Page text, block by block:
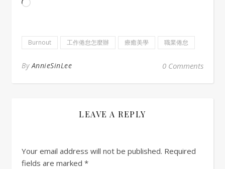
Loading…
Burnout 工作倦怠怎麼辦 療癒美學 職業倦怠
ByAnnieSinLee 0 Comments
LEAVE A REPLY
Your email address will not be published. Required
fields are marked *